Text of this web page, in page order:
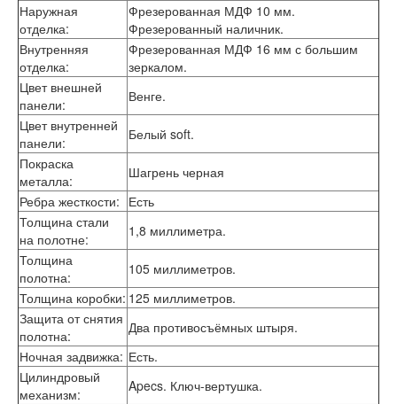
Наружная
отделка:
Фрезерованная МДФ 10 мм.
Фрезерованный наличник.
Внутренняя
отделка:
Фрезерованная МДФ 16 мм с большим
зеркалом.
Цвет внешней
панели:
Венге.
Цвет внутренней
панели:
Белый soft.
Покраска
металла:
Шагрень черная
Ребра жесткости: Есть
Толщина стали
на полотне:
1,8 миллиметра.
Толщина
полотна:
105 миллиметров.
Толщина коробки: 125 миллиметров.
Защита от снятия
полотна:
Два противосъёмных штыря.
Ночная задвижка: Есть.
Цилиндровый
механизм:
Apecs. Ключ-вертушка.